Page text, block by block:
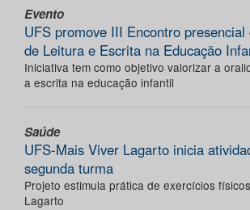
Evento
UFS promove III Encontro
de Leitura e Escrita na Educação
Iniciativa tem como objetivo valorizar a
a escrita na educação infantil
Saúde
UFS-Mais Viver Lagarto inicia
segunda turma
Projeto estimula prática de exercícios
Lagarto